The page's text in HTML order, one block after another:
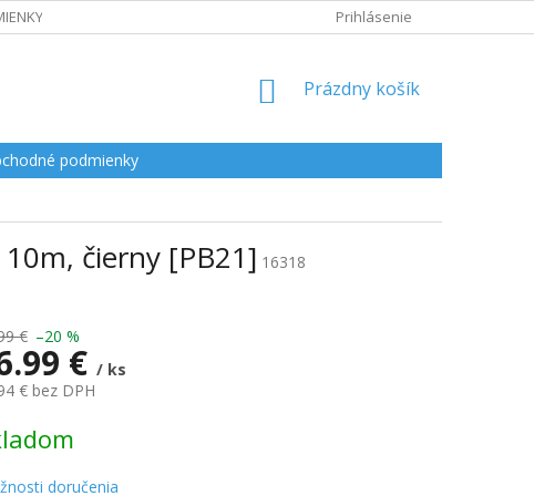
Prihlásenie
NÁKUPNÝ
Prázdny košík
podmienky
čierny [PB21] 16318
€ –20 %
€ / ks
€ bez DPH
doručenia